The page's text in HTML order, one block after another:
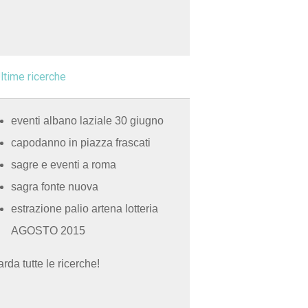
ricerche
eventi albano laziale 30 giugno
capodanno in piazza frascati
sagre e eventi a roma
sagra fonte nuova
estrazione palio artena lotteria
AGOSTO 2015
tutte le ricerche!